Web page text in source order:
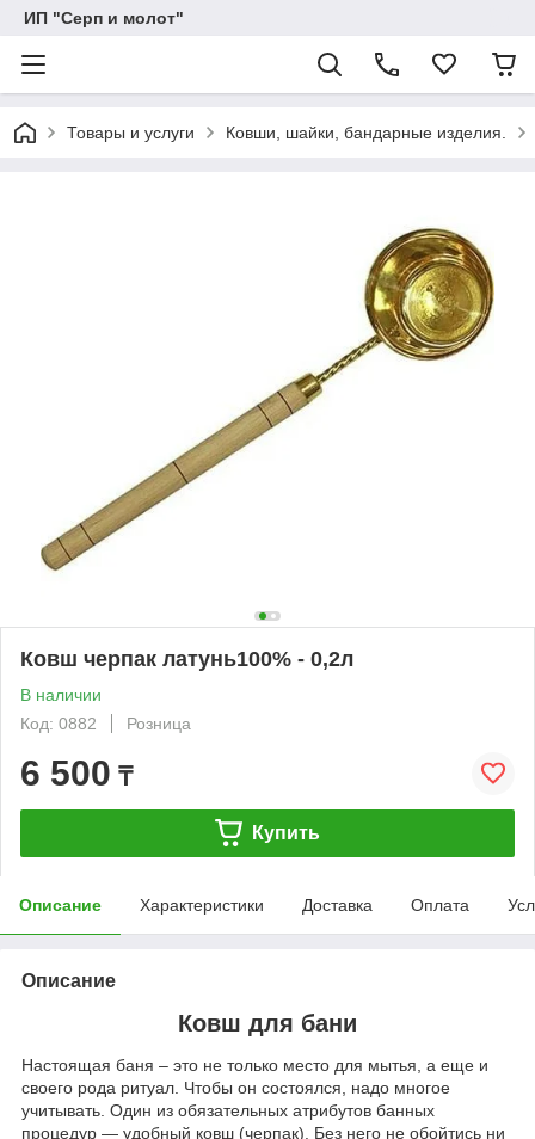
ИП "Серп и молот"
Товары и услуги Ковши, шайки, бандарные изделия.
Ковш черпак латунь100% - 0,2л
В наличии
Код: 0882
Розница
6 500 ₸
Купить
Описание Характеристики Доставка Оплата
Описание
Ковш для бани
Настоящая баня – это не только место для мытья, а еще и
своего рода ритуал. Чтобы он состоялся, надо многое
учитывать. Один из обязательных атрибутов банных
процедур — удобный ковш (черпак). Без него не обойтись ни